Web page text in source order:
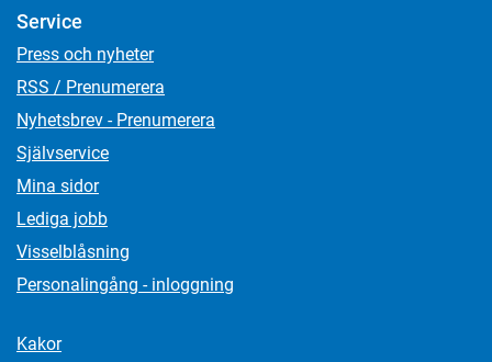
Service
Press och nyheter
RSS / Prenumerera
Nyhetsbrev - Prenumerera
Självservice
Mina sidor
Lediga jobb
Visselblåsning
Personalingång - inloggning
Kakor